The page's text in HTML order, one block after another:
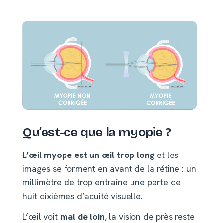
Qu’est-ce que la myopie ?
L’œil myope est un œil trop long et les
images se forment en avant de la rétine : un
millimètre de trop entraîne une perte de
huit dixièmes d’acuité visuelle.
L’œil voit mal de loin, la vision de près reste